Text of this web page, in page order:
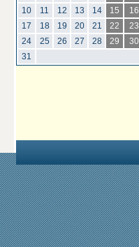
10
11 12 13 14 15
16
17
18 19 20 21 22
23
24
25 26 27 28 29
30
31